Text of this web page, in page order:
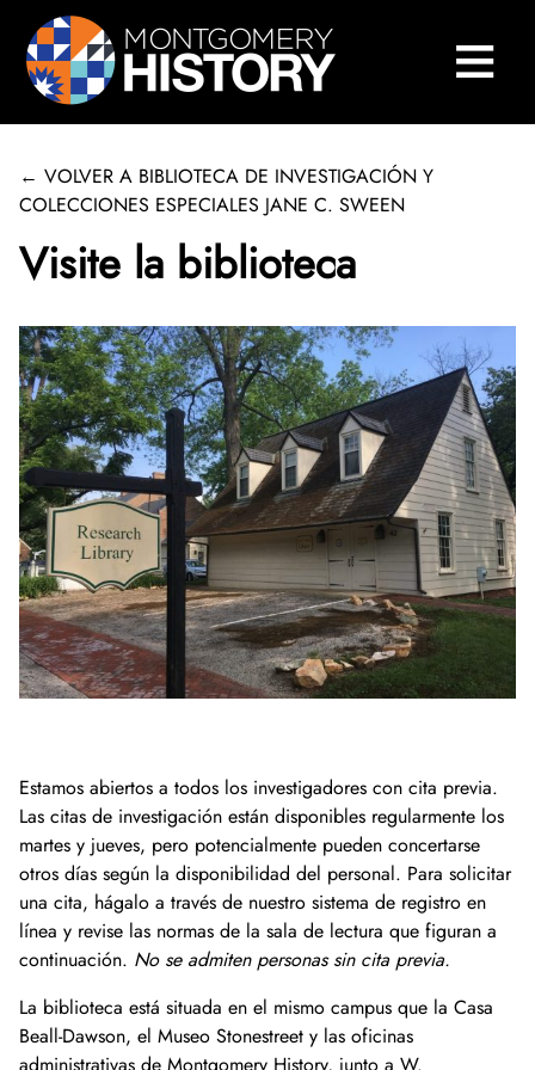
Saltar navegación ≡
Inicio
Biblioteca y colecciones
Buscar en nuestras colecciones
Biblioteca de Investigación Sween
Acerca de la Biblioteca Sween
Visite la biblioteca
Servicios de investigación y escaneado
Donaciones a la Biblioteca y Colecciones
Colecciones digitales
Acerca de las colecciones digitales
Colección de fotografías
Periódicos del condado de Montgomery
Historias orales
Colecciones de museos
Donaciones de colecciones de museos
Museos y exposiciones
Museos
Exposiciones en línea
Exposiciones anteriores
Exposiciones temporales
Historia del condado
Explorar la historia del condado
250 aniversario del condado de Montgomery
Historias orales
Eventos y programas
Conversaciones sobre Historia
2025 Conferencia de Historia del Condado de
Acerca de
Quiénes somos
Participa
← VOLVER A BIBLIOTECA DE INVESTIGACIÓN Y
COLECCIONES ESPECIALES JANE C. SWEEN
Visite la biblioteca
Estamos abiertos a todos los investigadores con cita previa.
Las citas de investigación están disponibles regularmente los
martes y jueves, pero potencialmente pueden concertarse
otros días según la disponibilidad del personal. Para solicitar
una cita, hágalo a través de nuestro sistema de registro en
línea y revise las normas de la sala de lectura que figuran a
continuación. No se admiten personas sin cita previa.
La biblioteca está situada en el mismo campus que la Casa
Beall-Dawson, el Museo Stonestreet y las oficinas